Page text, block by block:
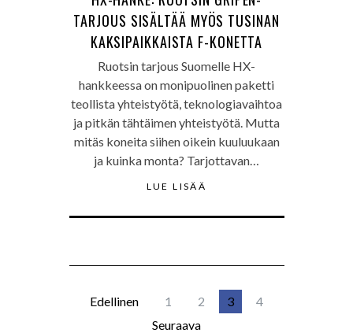
TARJOUS SISÄLTÄÄ MYÖS TUSINAN
KAKSIPAIKKAISTA F-KONETTA
Ruotsin tarjous Suomelle HX-
hankkeessa on monipuolinen paketti
teollista yhteistyötä, teknologiavaihtoa
ja pitkän tähtäimen yhteistyötä. Mutta
mitäs koneita siihen oikein kuuluukaan
ja kuinka monta? Tarjottavan…
LUE LISÄÄ
Edellinen 1 2 3
4
Seuraava